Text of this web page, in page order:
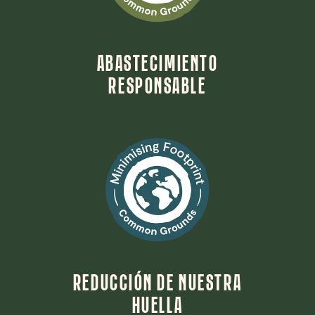
ABASTECIMIENTO
RESPONSABLE
REDUCCIÓN DE NUESTRA
HUELLA